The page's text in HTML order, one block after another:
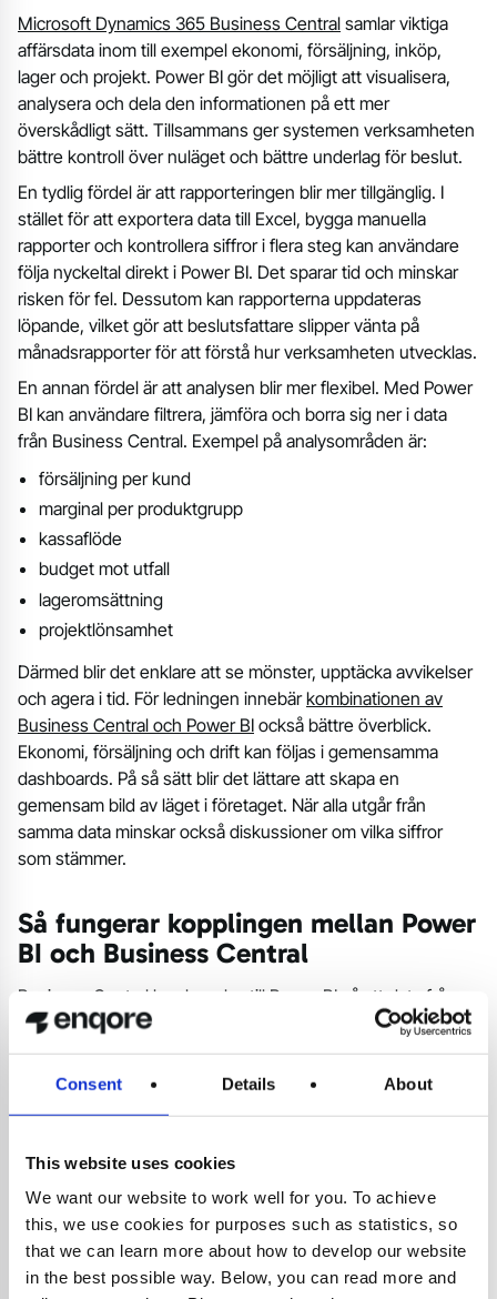
Consent Details About
This website uses cookies
We want our website to work well for you. To achieve
this, we use cookies for purposes such as statistics, so
that we can learn more about how to develop our website
in the best possible way. Below, you can read more and
Microsoft Dynamics 365 Business Central samlar viktiga
affärsdata inom till exempel ekonomi, försäljning, inköp,
lager och projekt. Power BI gör det möjligt att visualisera,
analysera och dela den informationen på ett mer
överskådligt sätt. Tillsammans ger systemen verksamheten
bättre kontroll över nuläget och bättre underlag för beslut.
En tydlig fördel är att rapporteringen blir mer tillgänglig. I
stället för att exportera data till Excel, bygga manuella
rapporter och kontrollera siffror i flera steg kan användare
följa nyckeltal direkt i Power BI. Det sparar tid och minskar
risken för fel. Dessutom kan rapporterna uppdateras
löpande, vilket gör att beslutsfattare slipper vänta på
månadsrapporter för att förstå hur verksamheten utvecklas.
En annan fördel är att analysen blir mer flexibel. Med Power
BI kan användare filtrera, jämföra och borra sig ner i data
från Business Central. Exempel på analysområden är:
försäljning per kund
marginal per produktgrupp
kassaflöde
budget mot utfall
lageromsättning
projektlönsamhet
Därmed blir det enklare att se mönster, upptäcka avvikelser
och agera i tid. För ledningen innebärkombinationen av
Business Central och Power BI också bättre överblick.
Ekonomi, försäljning och drift kan följas i gemensamma
dashboards. På så sätt blir det lättare att skapa en
gemensam bild av läget i företaget. När alla utgår från
samma data minskar också diskussioner om vilka siffror
som stämmer.
Så fungerar kopplingen mellan Power
BI och Business Central
Business Central kan kopplas till Power BI så att data från
affärssystemet används i rapporter och dashboards. Det
kan handla om standardrapporter, färdiga datakällor eller
mer anpassade rapportmodeller beroende på ert behov.
Power BI.
Ett praktiskt stöd för användarna
För användarna i verksamheten är vinsten ofta mer praktisk.
De får snabbare svar på sina frågor och behöver inte alltid